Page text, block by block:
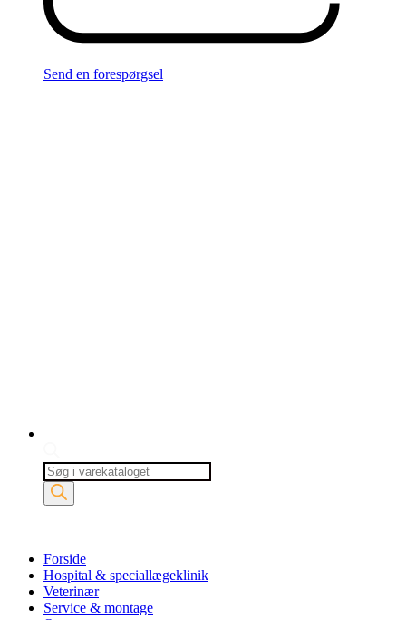
Send en forespørgsel
Products
search
Forside
Hospital & speciallægeklinik
Veterinær
Service & montage